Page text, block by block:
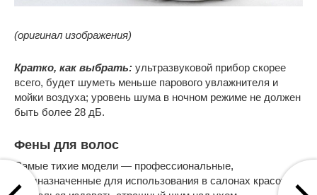
(оригинал изображения)
Кратко, как выбрать: ультразвуковой прибор скорее
всего, будет шуметь меньше парового увлажнителя и
мойки воздуха; уровень шума в ночном режиме не должен
быть более 28 дБ.
Фены для волос
Самые тихие модели — профессиональные,
предназначенные для использования в салонах красоты,